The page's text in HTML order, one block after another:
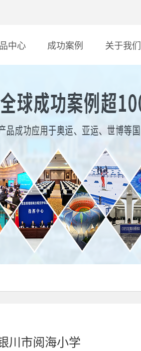
中心 成功案例 关于我们
川市阅海小学